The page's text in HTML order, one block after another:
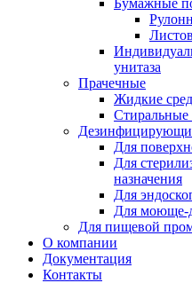
Бумажные
унитаза
Прачечные
Жидкие
Для
Для
назначения
Для
Для моюще-
Для пищевой
О компании
Документация
Контакты